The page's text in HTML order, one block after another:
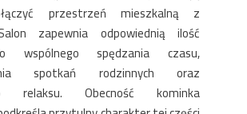
przestrzeń mieszkalną z
zapewnia odpowiednią ilość
wspólnego spędzania czasu,
spotkań rodzinnych oraz
relaksu. Obecność kominka